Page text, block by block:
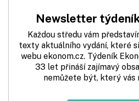
Newsletter
Každou středu vám
texty aktuálního vydání, které
webu ekonom.cz. Týdeník
33 let přináší zajímavý
nemůžete být, který vás